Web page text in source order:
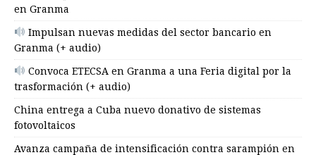
en Granma
Impulsan nuevas medidas del sector bancario en
Granma (+ audio)
Convoca ETECSA en Granma a una Feria digital por la
trasformación (+ audio)
China entrega a Cuba nuevo donativo de sistemas
fotovoltaicos
Avanza campaña de intensificación contra sarampión en